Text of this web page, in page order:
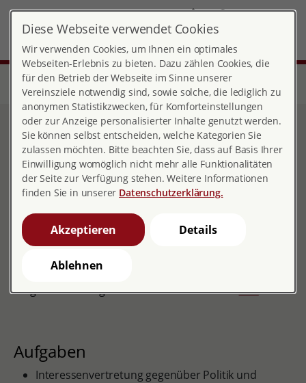
DE
Start Über pro familia Landesverbände
Nordrhein-Westfalen
Über uns
Landesgeschäftsstelle
Die Landesgeschäftsstelle
von pro familia NRW
pro familia NRW ist ein Landesverband mit über
30 Beratungsstellen in Nordrhein-Westfalen, deren
Arbeit von der Landesgeschäftsstelle der pro familia
NRW in Wuppertal koordiniert wird. Eine
Wegbeschreibung zu unserer LGS finden Siehier.
Aufgaben
Interessenvertretung gegenüber Politik und
Diese Webseite verwendet Cookies
Wir verwenden Cookies, um Ihnen ein optimales
Webseiten-Erlebnis zu bieten. Dazu zählen Cookies, die
für den Betrieb der Webseite im Sinne unserer
Vereinsziele notwendig sind, sowie solche, die lediglich zu
anonymen Statistikzwecken, für Komforteinstellungen
oder zur Anzeige personalisierter Inhalte genutzt werden.
Sie können selbst entscheiden, welche Kategorien Sie
zulassen möchten. Bitte beachten Sie, dass auf Basis Ihrer
Einwilligung womöglich nicht mehr alle Funktionalitäten
der Seite zur Verfügung stehen. Weitere Informationen
finden Sie in unserer Datenschutzerklärung.
Akzeptieren Details
Ablehnen